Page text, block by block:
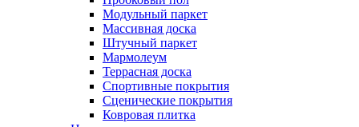
Модульный паркет
Массивная доска
Штучный паркет
Мармолеум
Террасная доска
Спортивные покрытия
Сценические покрытия
Ковровая плитка